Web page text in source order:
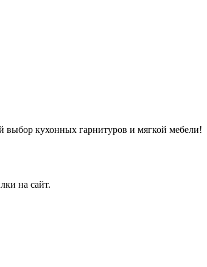
выбор кухонных гарнитуров и мягкой мебели!
на сайт.